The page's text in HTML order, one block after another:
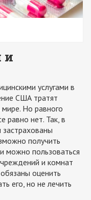
и
услугами в
США тратят
Но равного
равно нет. Так, в
получить
можно пользоваться
и комнат
оценить
его, но не лечить